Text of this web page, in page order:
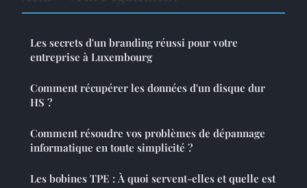
Les secrets d'un branding réussi pour votre
entreprise à Luxembourg
Comment récupérer les données d'un disque dur
HS ?
Comment résoudre vos problèmes de dépannage
informatique en toute simplicité ?
Les bobines TPE : À quoi servent-elles et quelle est